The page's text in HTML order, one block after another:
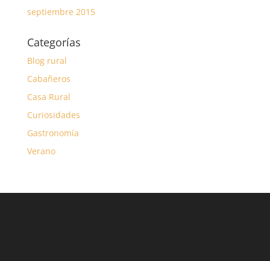
septiembre 2015
Categorías
Blog rural
Cabañeros
Casa Rural
Curiosidades
Gastronomía
Verano